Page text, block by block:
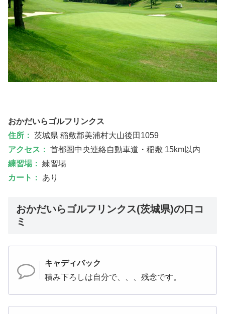
おかだいらゴルフリンクス
住所： 茨城県 稲敷郡美浦村大山後田1059
アクセス： 首都圏中央連絡自動車道・稲敷 15km以内
練習場： 練習場
カート：
あり
おかだいらゴルフリンクス(茨城県)の口コ
ミ
キャディバック
積み下ろしは自分で、、、残念です。